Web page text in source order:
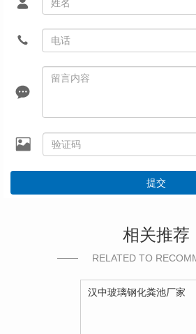
提交
相关推荐
RELATED TO
汉中玻璃钢化粪池厂家